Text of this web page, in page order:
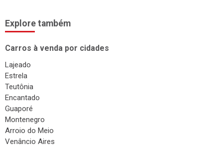
Explore também
Carros à venda por cidades
Lajeado
Estrela
Teutônia
Encantado
Guaporé
Montenegro
Arroio do Meio
Venâncio Aires